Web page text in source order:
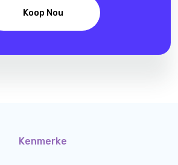
Koop Nou
Kenmerke